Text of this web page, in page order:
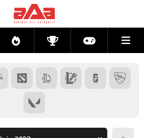
Directs CompétitionsActu jeux